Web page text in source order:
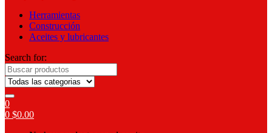
Herramientas
Construcción
Aceites y lubricantes
Search for:
0
0 $0.00